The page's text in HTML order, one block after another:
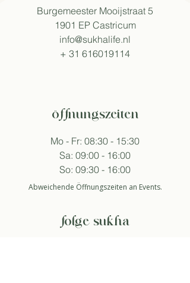
Burgemeester Mooijstraat 5
1901 EP Castricum
info@sukhalife.nl
+ 31 616019114
öffnungszeiten
Mo - Fr: 08:30 - 15:30
Sa: 09:00 - 16:00
So: 09:30 - 16:00
Abweichende Öffnungszeiten an Events.
folge sukha